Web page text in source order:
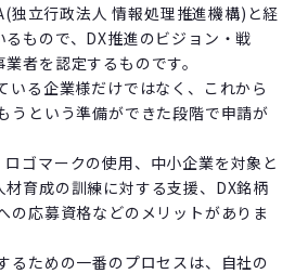
独立行政法人 情報処理推進機構)と経
もので、DX推進のビジョン・戦
者を認定するものです。
いる企業様だけではなく、これから
うという準備ができた段階で申請が
ゴマークの使用、中小企業を対象と
材育成の訓練に対する支援、DX銘柄
の応募資格などのメリットがありま
るための一番のプロセスは、自社の